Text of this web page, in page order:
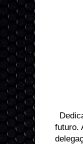
futuro.